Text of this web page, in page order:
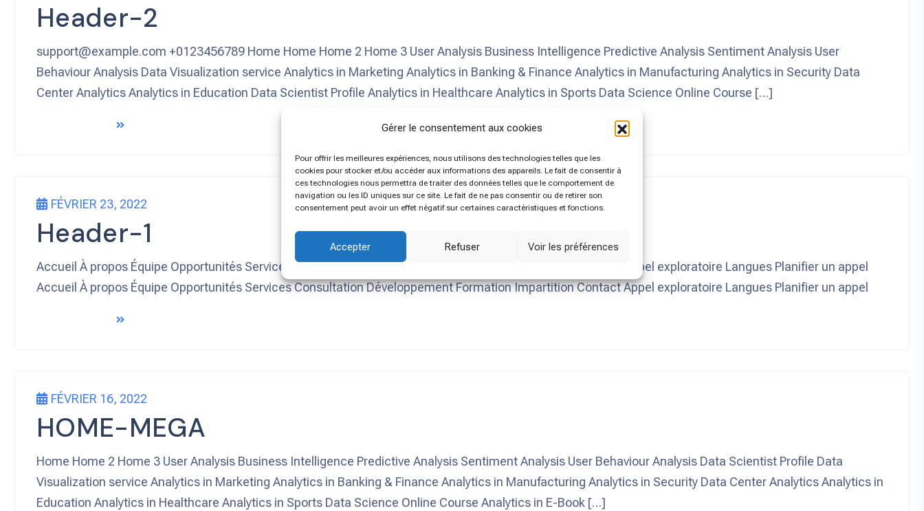
Gérer le consentement aux cookies
Pour offrir les meilleures expériences, nous utilisons des technologies telles que les
cookies pour stocker et/ou accéder aux informations des appareils. Le fait de consentir à
ces technologies nous permettra de traiter des données telles que le comportement de
navigation ou les ID uniques sur ce site. Le fait de ne pas consentir ou de retirer son
consentement peut avoir un effet négatif sur certaines caractéristiques et fonctions.
Accepter Refuser Voir les préférences
Header-2
support@example.com +0123456789 Home Home Home 2 Home 3 User Analysis Business Intelligence Predictive Analysis Sentiment Analysis User
Behaviour Analysis Data Visualization service Analytics in Marketing Analytics in Banking & Finance Analytics in Manufacturing Analytics in Security Data
Center Analytics Analytics in Education Data Scientist Profile Analytics in Healthcare Analytics in Sports Data Science Online Course […]
FÉVRIER 23, 2022
Header-1
Accueil À propos Équipe Opportunités Services Consultation Développement Formation Impartition Contact Appel exploratoire Langues Planifier un appel
Accueil À propos Équipe Opportunités Services Consultation Développement Formation Impartition Contact Appel exploratoire Langues Planifier un appel
FÉVRIER 16, 2022
HOME-MEGA
Home Home 2 Home 3 User Analysis Business Intelligence Predictive Analysis Sentiment Analysis User Behaviour Analysis Data Scientist Profile Data
Visualization service Analytics in Marketing Analytics in Banking & Finance Analytics in Manufacturing Analytics in Security Data Center Analytics Analytics in
Education Analytics in Healthcare Analytics in Sports Data Science Online Course Analytics in E-Book […]